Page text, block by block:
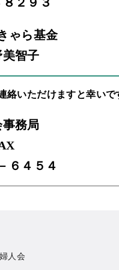
ゃら基金
智子
絡いただけますと幸いで
務局
６４５４
人会